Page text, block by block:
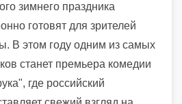
зимнего праздника
готовят для зрителей
В этом году одним из самых
станет премьера комедии
где российский